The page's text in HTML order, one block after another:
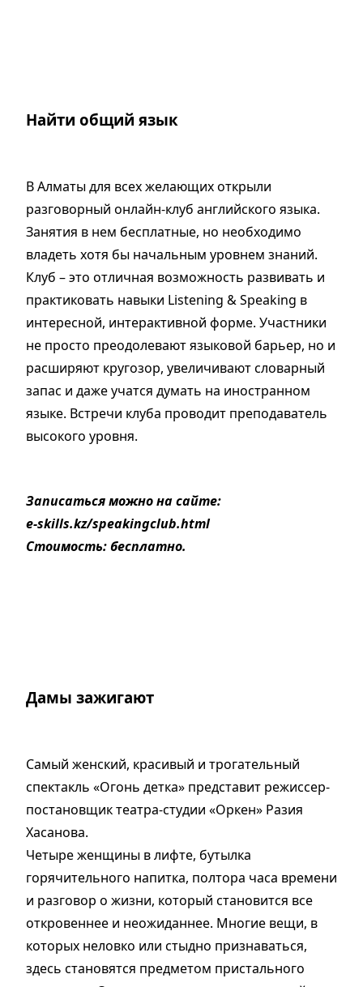
Найти общий язык
В Алматы для всех желающих открыли
разговорный онлайн-клуб английского языка.
Занятия в нем бесплатные, но необходимо
владеть хотя бы начальным уровнем знаний.
Клуб – это отличная возможность развивать и
практиковать навыки Listening & Speaking в
интересной, интерактивной форме. Участники
не просто преодолевают языковой барьер, но и
расширяют кругозор, увеличивают словарный
запас и даже учатся думать на иностранном
языке. Встречи клуба проводит преподаватель
высокого уровня.
Записаться можно на сайте:
e-skills.kz/speakingclub.html
Стоимость: бесплатно.
Дамы зажигают
Самый женский, красивый и трогательный
спектакль «Огонь детка» представит режиссер-
постановщик театра-студии «Оркен» Разия
Хасанова.
Четыре женщины в лифте, бутылка
горячительного напитка, полтора часа времени
и разговор о жизни, который становится все
откровеннее и неожиданнее. Многие вещи, в
которых неловко или стыдно признаваться,
здесь становятся предметом пристального